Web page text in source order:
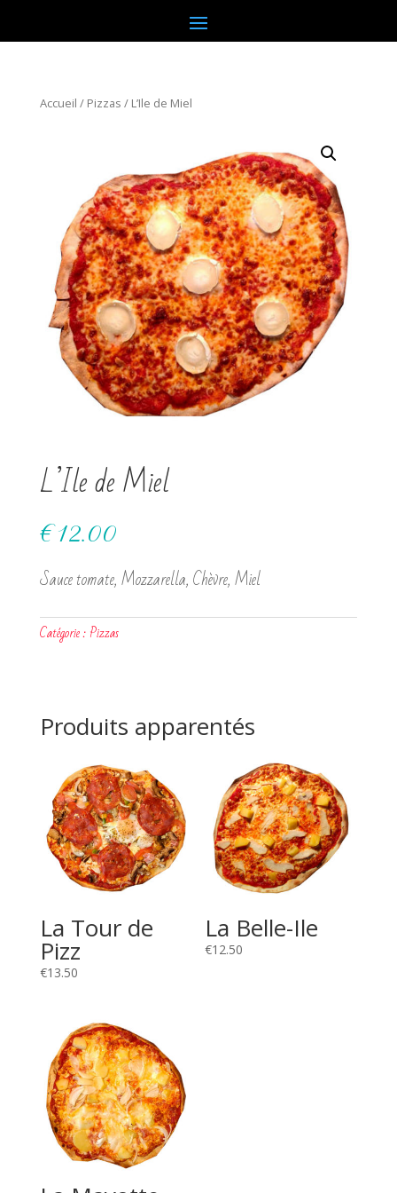
Accueil / Pizzas / L’Ile de Miel
L’Ile de Miel
€12.00
Sauce tomate, Mozzarella, Chèvre, Miel
Catégorie :Pizzas
Produits apparentés
La Tour de
Pizz
€13.50
La Belle-Ile
€12.50